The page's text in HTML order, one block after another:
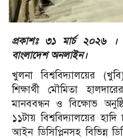
প্রকাশঃ ৩১ মার্চ ২০২৬
বাংলাদেশ অনলাইন।
খুলনা বিশ্ববিদ্যালয়ের
শিক্ষার্থী মৌমিতা
মানববন্ধন ও বিক্ষোভ
১১টায় বিশ্ববিদ্যালয়ের
আইন ডিসিপ্লিনসহ বিভিন্ন